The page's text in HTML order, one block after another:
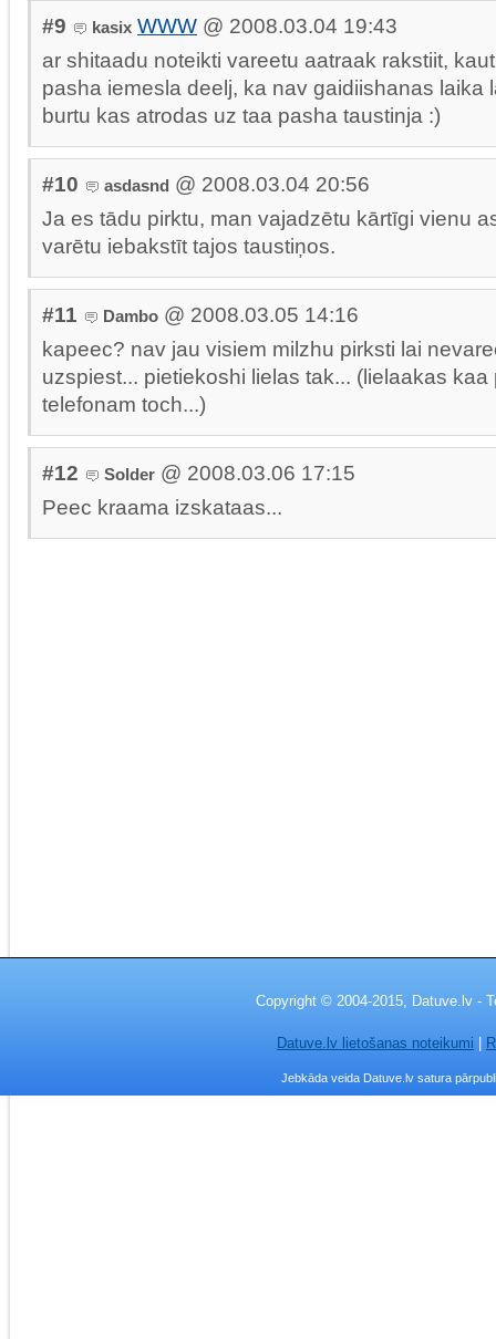
#9 kasix WWW @ 2008.03.04 19:43
ar shitaadu noteikti vareetu aatraak rakstiit,
pasha iemesla deelj, ka nav gaidiishanas laika
burtu kas atrodas uz taa pasha taustinja :)
#10 asdasnd @ 2008.03.04 20:56
Ja es tādu pirktu, man vajadzētu kārtīgi vienu
varētu iebakstīt tajos taustiņos.
#11 Dambo @ 2008.03.05 14:16
kapeec? nav jau visiem milzhu pirksti lai
uzspiest... pietiekoshi lielas tak... (lielaakas kaa
telefonam toch...)
#12 Solder @ 2008.03.06 17:15
Peec kraama izskataas...
Copyright © 2004-2015, Datuve.lv -
Datuve.lv lietošanas noteikumi
Jebkāda veida Datuve.lv satura